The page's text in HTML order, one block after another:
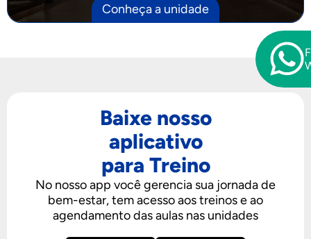
Conheça a unidade
Baixe nosso
aplicativo
para Treino
No nosso app você gerencia sua jornada de
bem-estar, tem acesso aos treinos e ao
agendamento das aulas nas unidades